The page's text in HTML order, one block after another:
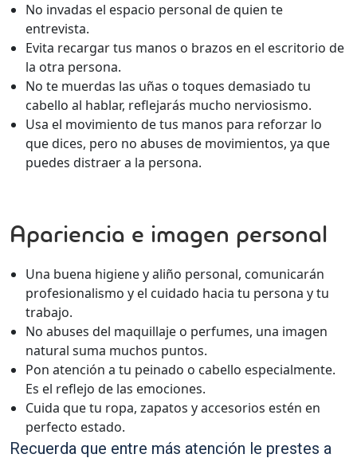
No invadas el espacio personal de quien te
entrevista.
Evita recargar tus manos o brazos en el escritorio de
la otra persona.
No te muerdas las uñas o toques demasiado tu
cabello al hablar, reflejarás mucho nerviosismo.
Usa el movimiento de tus manos para reforzar lo
que dices, pero no abuses de movimientos, ya que
puedes distraer a la persona.
Apariencia e imagen personal
Una buena higiene y aliño personal, comunicarán
profesionalismo y el cuidado hacia tu persona y tu
trabajo.
No abuses del maquillaje o perfumes, una imagen
natural suma muchos puntos.
Pon atención a tu peinado o cabello especialmente.
Es el reflejo de las emociones.
Cuida que tu ropa, zapatos y accesorios estén en
perfecto estado.
Recuerda que entre más atención le prestes a